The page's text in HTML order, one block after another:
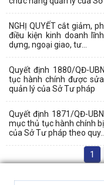
NGHỊ QUYẾT cắt giảm,
điều kiện kinh doanh
dựng, ngoại giao, tư...
Quyết định 1880/QĐ-
tục hành chính được
quản lý của Sở Tư pháp
Quyết định 1871/QĐ-
mục thủ tục hành chính
của Sở Tư pháp theo quy...
1